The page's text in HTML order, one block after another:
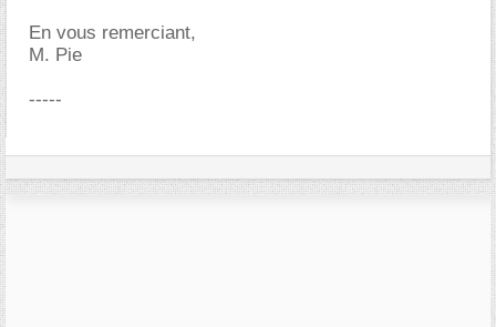
En vous remerciant,
M. Pie
-----